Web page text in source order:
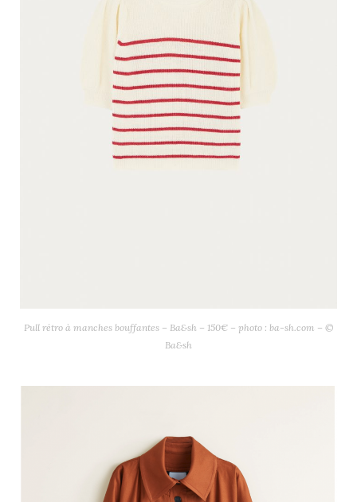
Pull rétro à manches bouffantes – Ba&sh – 150€ – photo : ba-sh.com – ©
Ba&sh